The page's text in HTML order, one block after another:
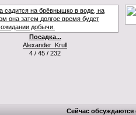
Посадка...
Alexander_Krull
4 / 45 / 232
Сейчас